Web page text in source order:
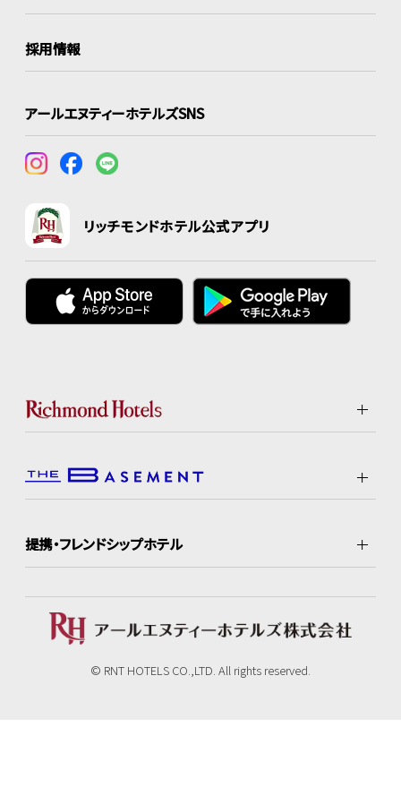
採用情報
アールエヌティーホテルズSNS
リッチモンドホテル公式アプリ
提携・フレンドシップホテル
© RNT HOTELS CO.,LTD. All rights reserved.